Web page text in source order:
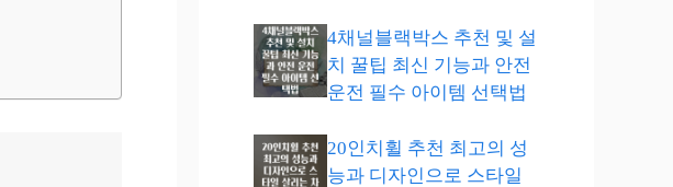
4채널블랙박스 추천 및 설
치 꿀팁 최신 기능과 안전
운전 필수 아이템 선택법
20인치휠 추천 최고의 성
능과 디자인으로 스타일